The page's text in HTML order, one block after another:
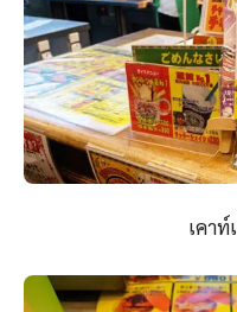
เคาท์